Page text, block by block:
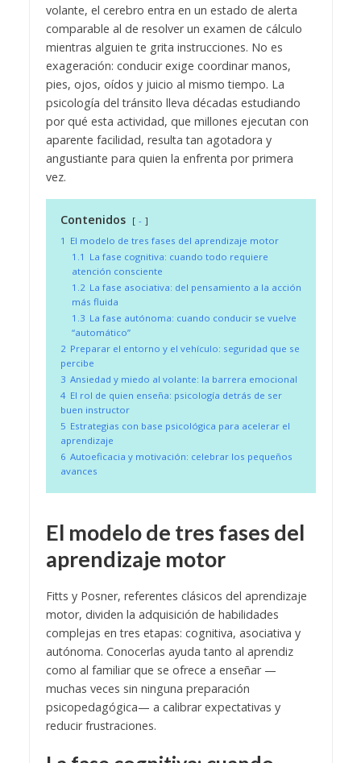
volante, el cerebro entra en un estado de alerta
comparable al de resolver un examen de cálculo
mientras alguien te grita instrucciones. No es
exageración: conducir exige coordinar manos,
pies, ojos, oídos y juicio al mismo tiempo. La
psicología del tránsito lleva décadas estudiando
por qué esta actividad, que millones ejecutan con
aparente facilidad, resulta tan agotadora y
angustiante para quien la enfrenta por primera
vez.
Contenidos
-
1 El modelo de tres fases del aprendizaje motor
1.1 La fase cognitiva: cuando todo requiere
atención consciente
1.2 La fase asociativa: del pensamiento a la acción
más fluida
1.3 La fase autónoma: cuando conducir se vuelve
“automático”
2 Preparar el entorno y el vehículo: seguridad que se
percibe
3 Ansiedad y miedo al volante: la barrera emocional
4 El rol de quien enseña: psicología detrás de ser
buen instructor
5 Estrategias con base psicológica para acelerar el
aprendizaje
6 Autoeficacia y motivación: celebrar los pequeños
avances
El modelo de tres fases del
aprendizaje motor
Fitts y Posner, referentes clásicos del aprendizaje
motor, dividen la adquisición de habilidades
complejas en tres etapas: cognitiva, asociativa y
autónoma. Conocerlas ayuda tanto al aprendiz
como al familiar que se ofrece a enseñar —
muchas veces sin ninguna preparación
psicopedagógica— a calibrar expectativas y
reducir frustraciones.